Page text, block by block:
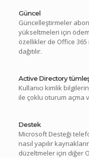
Güncel
Güncelleştirmeler
yükseltmeleri için
özellikler de Office
dağıtılır.
Active Directory
Kullanıcı kimlik
ile çoklu oturum açma
Destek
Microsoft Desteği
nasıl yapılır
düzeltmeler için diğer